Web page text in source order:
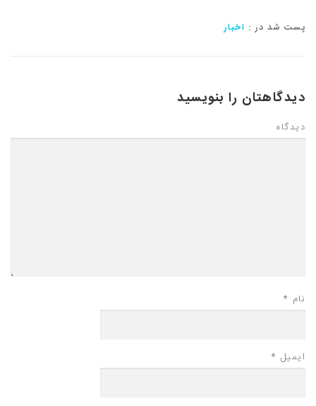
پست شد در : اخبار
دیدگاهتان را بنویسید
دیدگاه
نام *
ایمیل *